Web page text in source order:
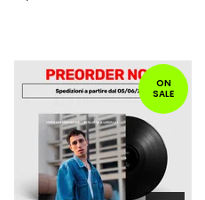
ON
SALE